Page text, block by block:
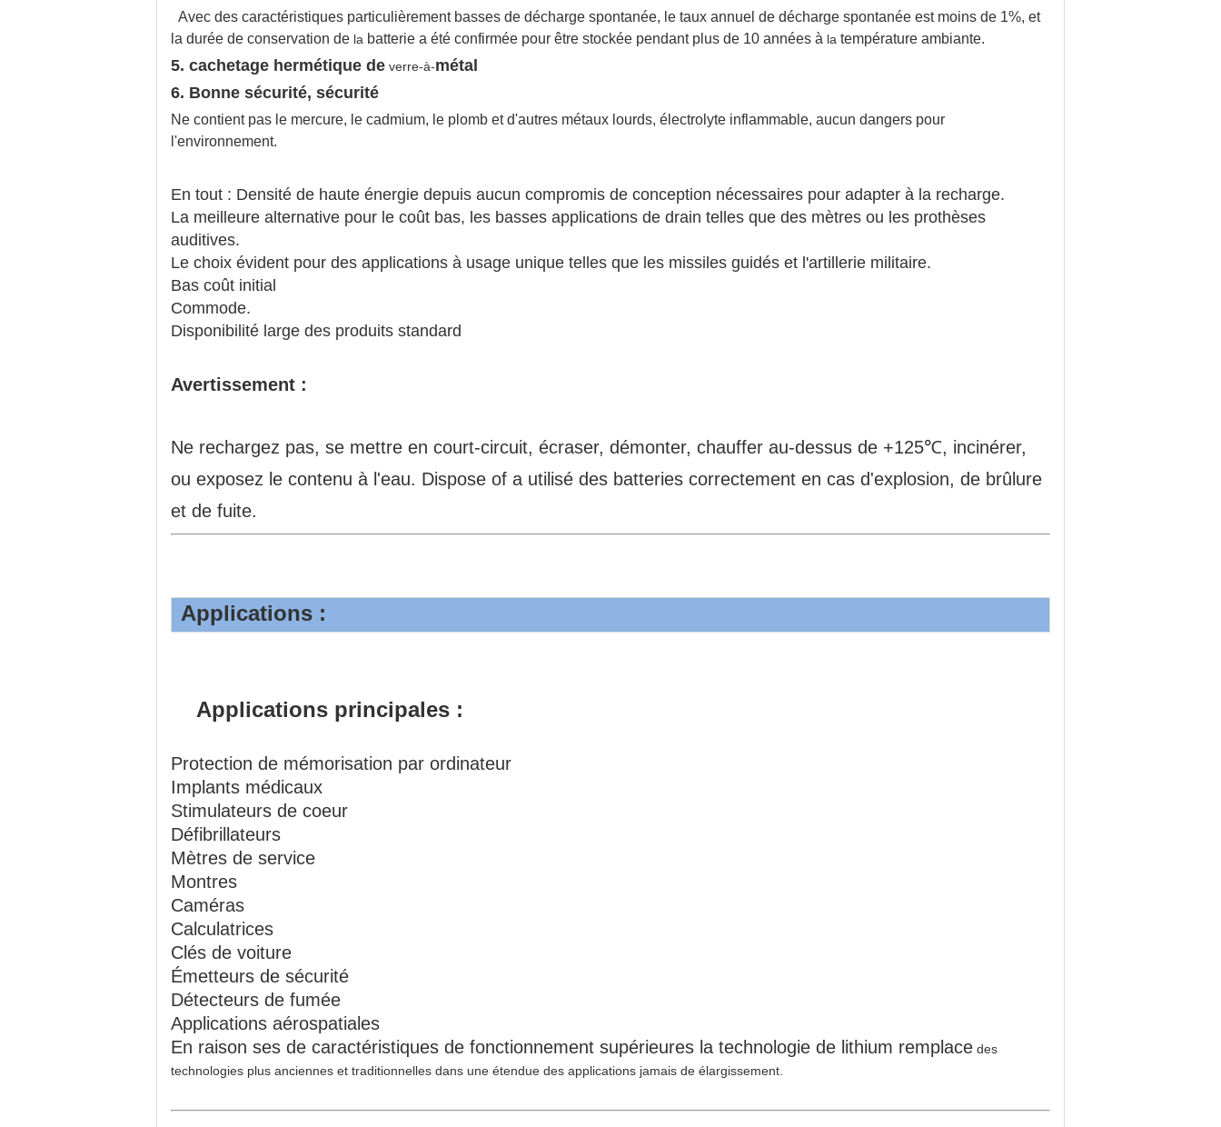
Avec des caractéristiques particulièrement basses de décharge spontanée, le taux annuel de décharge spontanée est moins de 1%, et
la durée de conservation de la batterie a été confirmée pour être stockée pendant plus de 10 années à la température ambiante.
5. cachetage hermétique de verre-à-métal
6. Bonne sécurité, sécurité
Ne contient pas le mercure, le cadmium, le plomb et d'autres métaux lourds, électrolyte inflammable, aucun dangers pour
l'environnement.
En tout : Densité de haute énergie depuis aucun compromis de conception nécessaires pour adapter à la recharge.
La meilleure alternative pour le coût bas, les basses applications de drain telles que des mètres ou les prothèses
auditives.
Le choix évident pour des applications à usage unique telles que les missiles guidés et l'artillerie militaire.
Bas coût initial
Commode.
Disponibilité large des produits standard
Avertissement :
Ne rechargez pas, se mettre en court-circuit, écraser, démonter, chauffer au-dessus de +125℃, incinérer,
ou exposez le contenu à l'eau. Dispose of a utilisé des batteries correctement en cas d'explosion, de brûlure
et de fuite.
Applications :
Applications principales :
Protection de mémorisation par ordinateur
Implants médicaux
Stimulateurs de coeur
Défibrillateurs
Mètres de service
Montres
Caméras
Calculatrices
Clés de voiture
Émetteurs de sécurité
Détecteurs de fumée
Applications aérospatiales
En raison ses de caractéristiques de fonctionnement supérieures la technologie de lithium remplace des
technologies plus anciennes et traditionnelles dans une étendue des applications jamais de élargissement.